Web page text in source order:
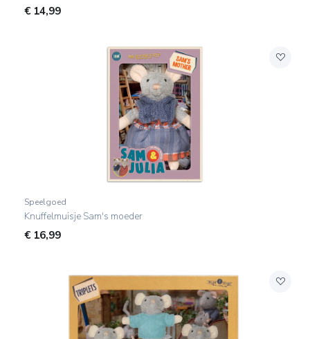
€ 14,99
Speelgoed
Knuffelmuisje Sam's moeder
€ 16,99